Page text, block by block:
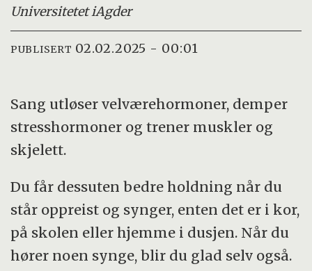
Universitetet iAgder
PUBLISERT 02.02.2025 - 00:01
Sang utløser velværehormoner, demper
stresshormoner og trener muskler og
skjelett.
Du får dessuten bedre holdning når du
står oppreist og synger, enten det er i kor,
på skolen eller hjemme i dusjen. Når du
hører noen synge, blir du glad selv også.